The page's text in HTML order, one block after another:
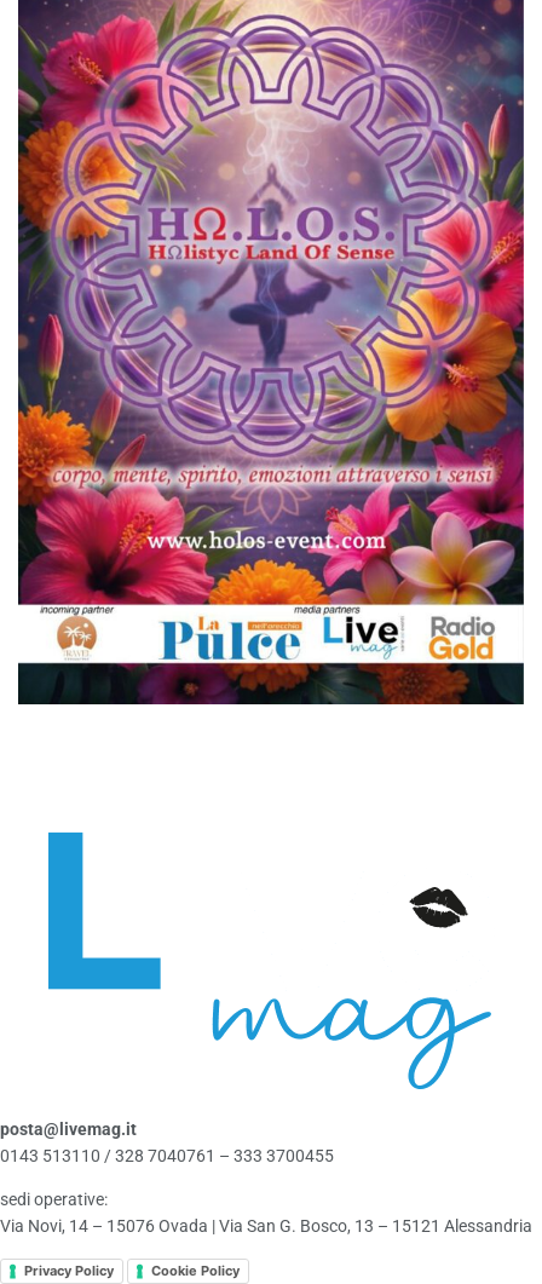
posta@livemag.it
0143 513110 / 328 7040761 – 333 3700455
sedi operative:
Via Novi, 14 – 15076 Ovada | Via San G. Bosco, 13 – 15121 Alessandria
Privacy Policy Cookie Policy